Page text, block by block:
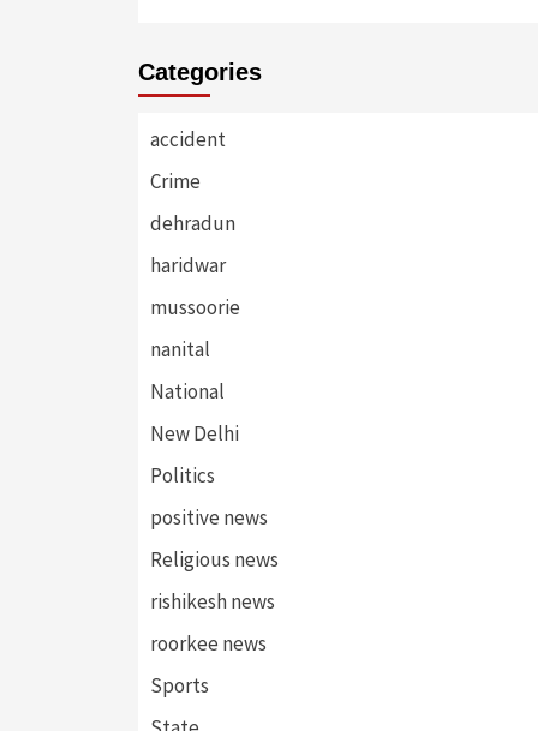
Categories
accident
Crime
dehradun
haridwar
mussoorie
nanital
National
New Delhi
Politics
positive news
Religious news
rishikesh news
roorkee news
Sports